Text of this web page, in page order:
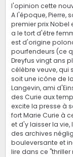
l'opinion cette
A l'époque, Pierre,
premier prix Nobel
a le tort d'être
est d'origine
pourfendeurs (ce
Dreyfus vingt ans
célèbre veuve, qui
soit une icône de
Langevin, ami
des Curie aux
excite la presse à
fort Marie Curie à
et d'y laisser la vie,
des archives
bouleversante et
lire dans ce